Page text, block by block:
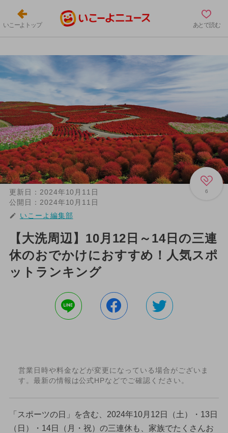
いこーよトップ あとで読む
6
更新日： 2024年10月11日
公開日： 2024年10月11日
いこーよ編集部
【大洗周辺】10月12日～14日の三連
休のおでかけにおすすめ！人気スポ
ットランキング
営業日時や料金などが変更になっている場合がございま
す。最新の情報は公式HPなどでご確認ください。
「スポーツの日」を含む、2024年10月12日（土）・13日
（日）・14日（月・祝）の三連休も、家族でたくさんお